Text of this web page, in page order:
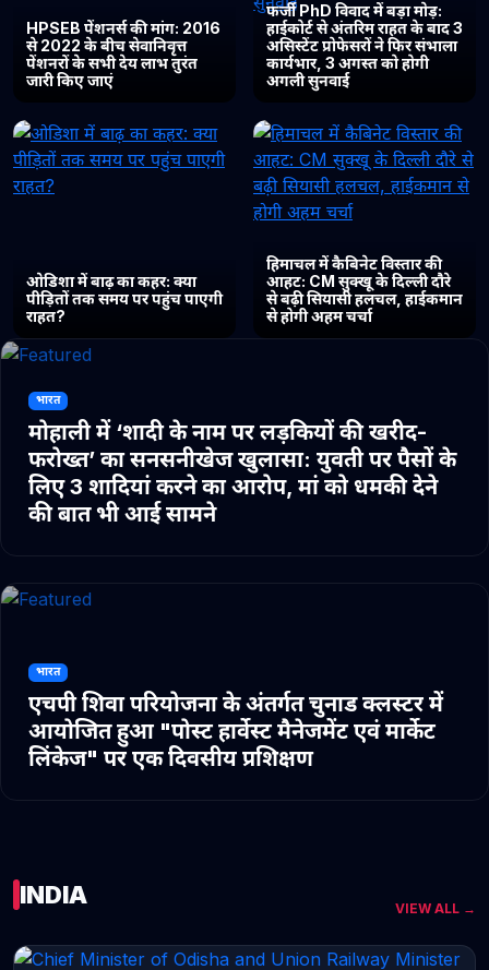
HPSEB पेंशनर्स की मांग: 2016
से 2022 के बीच सेवानिवृत्त
पेंशनरों के सभी देय लाभ तुरंत
जारी किए जाएं
फर्जी PhD विवाद में बड़ा मोड़:
हाईकोर्ट से अंतरिम राहत के बाद 3
असिस्टेंट प्रोफेसरों ने फिर संभाला
कार्यभार, 3 अगस्त को होगी
अगली सुनवाई
ओडिशा में बाढ़ का कहर: क्या
पीड़ितों तक समय पर पहुंच पाएगी
राहत?
हिमाचल में कैबिनेट विस्तार की
आहट: CM सुक्खू के दिल्ली दौरे
से बढ़ी सियासी हलचल, हाईकमान
से होगी अहम चर्चा
भारत
मोहाली में ‘शादी के नाम पर लड़कियों की खरीद-
फरोख्त’ का सनसनीखेज खुलासा: युवती पर पैसों के
लिए 3 शादियां करने का आरोप, मां को धमकी देने
की बात भी आई सामने
भारत
एचपी शिवा परियोजना के अंतर्गत चुनाड क्लस्टर में
आयोजित हुआ "पोस्ट हार्वेस्ट मैनेजमेंट एवं मार्केट
लिंकेज" पर एक दिवसीय प्रशिक्षण
INDIA VIEW ALL →